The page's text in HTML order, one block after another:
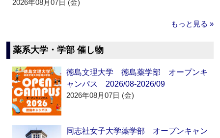
2026年08月07日 (金)
もっと見る »
薬系大学・学部 催し物
徳島文理大学 徳島薬学部 オープンキ
ャンパス 2026/08-2026/09
2026年08月07日 (金)
同志社女子大学薬学部 オープンキャン